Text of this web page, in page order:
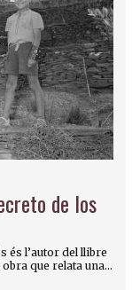
de los
és l’autor del llibre
que relata una...